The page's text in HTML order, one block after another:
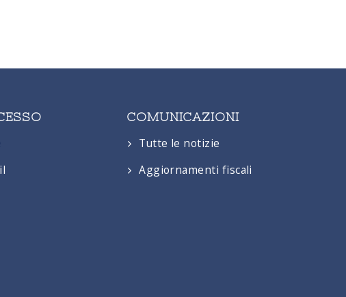
COMUNICAZIONI
Tutte le notizie
Aggiornamenti fiscali